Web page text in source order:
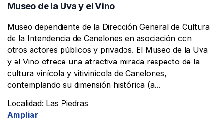
Museo de la Uva y el Vino
Museo dependiente de la Dirección General de Cultura
de la Intendencia de Canelones en asociación con
otros actores públicos y privados. El Museo de la Uva
y el Vino ofrece una atractiva mirada respecto de la
cultura vinícola y vitivinícola de Canelones,
contemplando su dimensión histórica (a...
Localidad: Las Piedras
Ampliar